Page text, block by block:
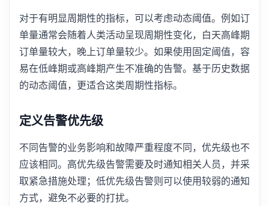
对于有明显周期性的指标，可以考虑动态阈值。例如订
单量通常会随着人类活动呈现周期性变化，白天高峰期
订单量较大，晚上订单量较少。如果使用固定阈值，容
易在低峰期或高峰期产生不准确的告警。基于历史数据
的动态阈值，更适合这类周期性指标。
定义告警优先级
不同告警的业务影响和故障严重程度不同，优先级也不
应该相同。高优先级告警需要及时通知相关人员，并采
取紧急措施处理；低优先级告警则可以使用较弱的通知
方式，避免不必要的打扰。